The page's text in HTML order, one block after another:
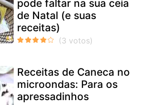
pode faltar na sua ceia
de Natal (e suas
receitas)
Receitas de Caneca no
microondas: Para os
apressadinhos